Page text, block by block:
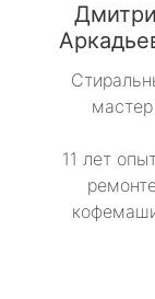
мастер
11 лет